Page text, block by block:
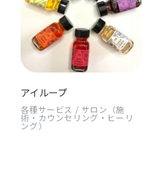
アイループ
各種サービス / サロン（施
術・カウンセリング・ヒーリ
ング）